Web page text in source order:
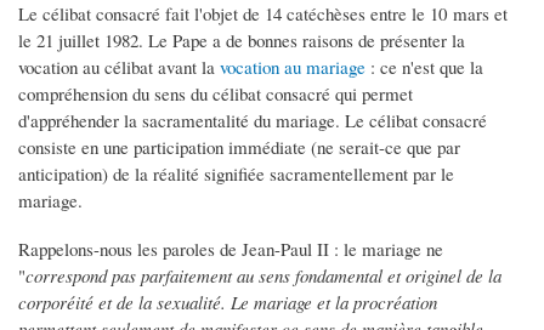
Le célibat consacré fait l'objet de 14 catéchèses entre le 10 mars et
le 21 juillet 1982. Le Pape a de bonnes raisons de présenter la
vocation au célibat avant la vocation au mariage : ce n'est que la
compréhension du sens du célibat consacré qui permet
d'appréhender la sacramentalité du mariage. Le célibat consacré
consiste en une participation immédiate (ne serait-ce que par
anticipation) de la réalité signifiée sacramentellement par le
mariage.
Rappelons-nous les paroles de Jean-Paul II : le mariage ne
"correspond pas parfaitement au sens fondamental et originel de la
corporéité et de la sexualité. Le mariage et la procréation